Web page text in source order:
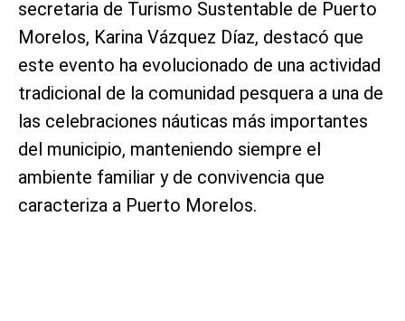
secretaria de Turismo Sustentable de Puerto
Morelos, Karina Vázquez Díaz, destacó que
este evento ha evolucionado de una actividad
tradicional de la comunidad pesquera a una de
las celebraciones náuticas más importantes
del municipio, manteniendo siempre el
ambiente familiar y de convivencia que
caracteriza a Puerto Morelos.